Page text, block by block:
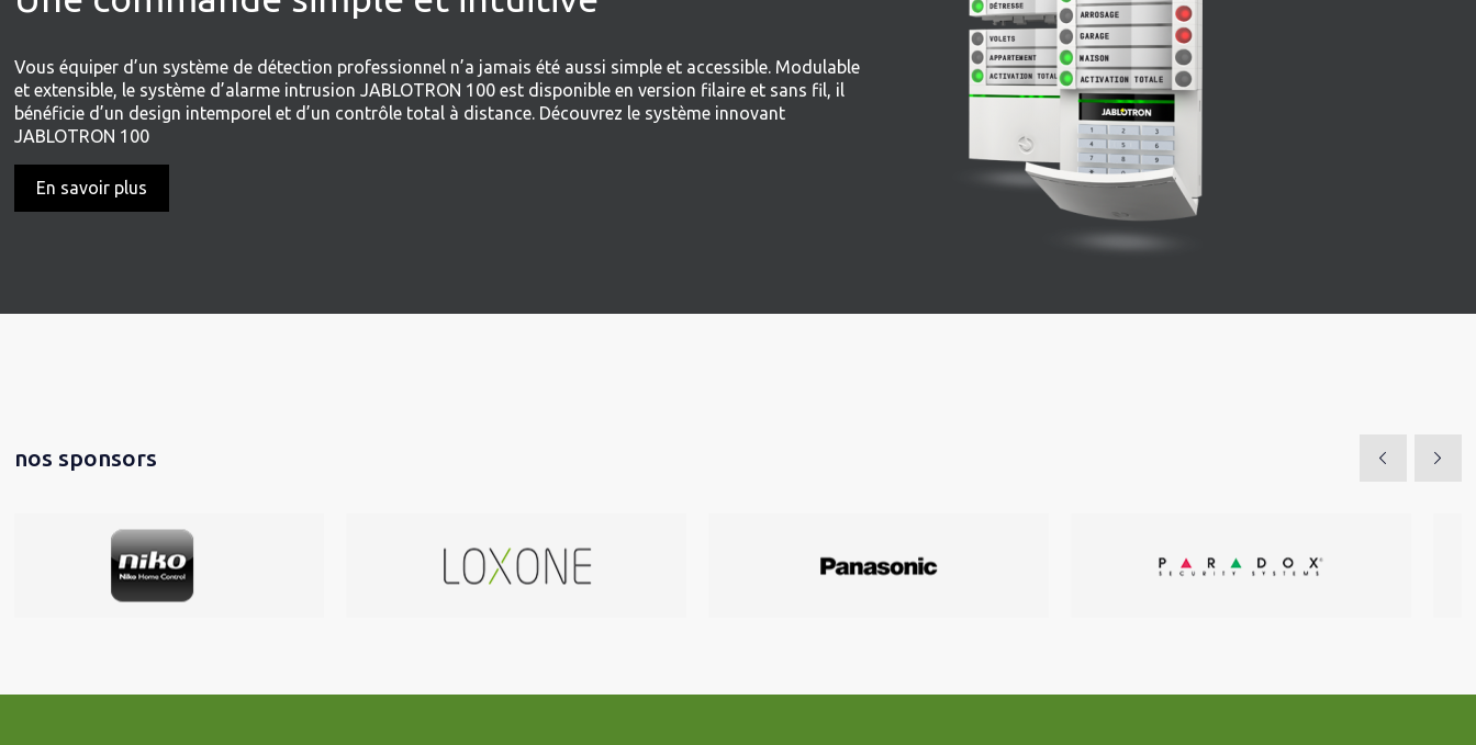
Vous équiper d’un système de détection professionnel n’a jamais été aussi simple et accessible. Modulable
et extensible, le système d’alarme intrusion JABLOTRON 100 est disponible en version filaire et sans fil, il
bénéficie d’un design intemporel et d’un contrôle total à distance. Découvrez le système innovant
JABLOTRON 100
En savoir plus
nos sponsors